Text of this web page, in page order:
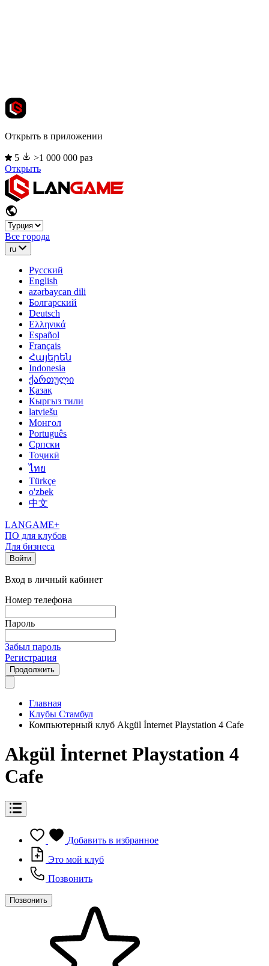
Открыть в приложении
5
>1 000 000 раз
Открыть
Все города
ru
Русский
English
azərbaycan dili
Болгарский
Deutsch
Ελληνικά
Español
Français
Հայերեն
Indonesia
ქართული
Қазақ
Кыргыз тили
latviešu
Монгол
Português
Српски
Тоҷикӣ
ไทย
Türkçe
o'zbek
中文
LANGAME+
ПО для клубов
Для бизнеса
Войти
Вход в личный кабинет
Номер телефона
Пароль
Забыл пароль
Регистрация
Продолжить
Главная
Клубы Стамбул
Компьютерный клуб Akgül İnternet Playstation 4 Cafe
Akgül İnternet Playstation 4
Cafe
Добавить в избранное
Это мой клуб
Позвонить
Позвонить